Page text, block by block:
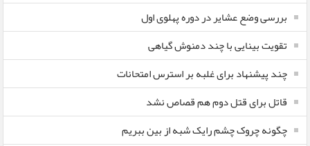
بررسی وضع عشایر در دوره پهلوی اول
تقویت بینایی با چند دمنوش گیاهی
چند پیشنهاد برای غلبه بر استرس امتحانات
قاتل برای قتل دوم هم قصاص نشد
چگونه چروک چشم رایک شبه از بین ببریم